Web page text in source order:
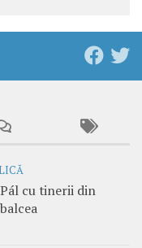
cu tinerii din